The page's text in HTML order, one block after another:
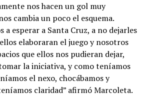
nos hacen un gol muy
cambia un poco el esquema.
a esperar a Santa Cruz, a no dejarles
elaboraran el juego y nosotros
que ellos nos pudieran dejar,
la iniciativa, y como teníamos
el nexo, chocábamos y
claridad” afirmó Marcoleta.